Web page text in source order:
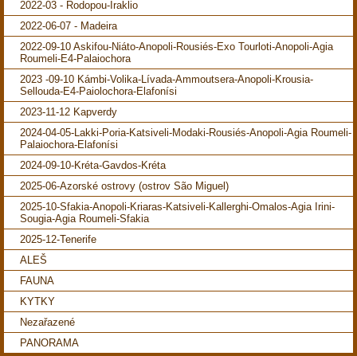
2022-03 - Rodopou-Iraklio
2022-06-07 - Madeira
2022-09-10 Askifou-Niáto-Anopoli-Rousiés-Exo Tourloti-Anopoli-Agia
Roumeli-E4-Palaiochora
2023 -09-10 Kámbi-Volika-Lívada-Ammoutsera-Anopoli-Krousia-
Sellouda-E4-Paiolochora-Elafonísi
2023-11-12 Kapverdy
2024-04-05-Lakki-Poria-Katsiveli-Modaki-Rousiés-Anopoli-Agia Roumeli-
Palaiochora-Elafonísi
2024-09-10-Kréta-Gavdos-Kréta
2025-06-Azorské ostrovy (ostrov São Miguel)
2025-10-Sfakia-Anopoli-Kriaras-Katsiveli-Kallerghi-Omalos-Agia Irini-
Sougia-Agia Roumeli-Sfakia
2025-12-Tenerife
ALEŠ
FAUNA
KYTKY
Nezařazené
PANORAMA